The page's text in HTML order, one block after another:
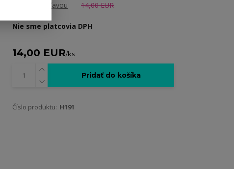
Cena pred zľavou 14,00 EUR
Nie sme platcovia DPH
14,00 EUR/ks
Pridať do košíka
Číslo produktu: H191